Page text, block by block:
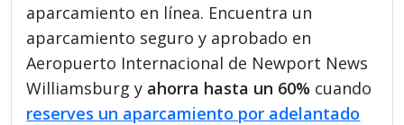
aparcamiento en línea. Encuentra un
aparcamiento seguro y aprobado en
Aeropuerto Internacional de Newport News
Williamsburg y ahorra hasta un 60% cuando
reserves un aparcamiento por adelantado